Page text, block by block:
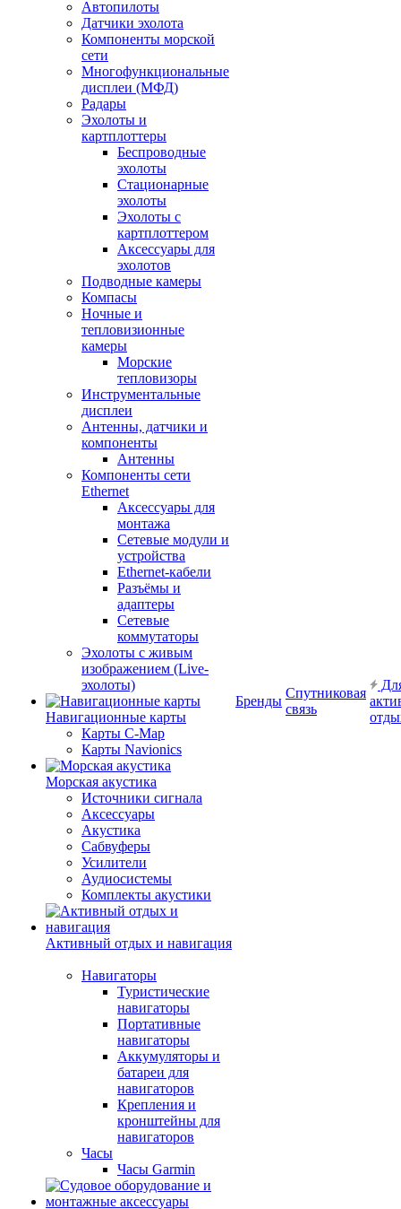
Автопилоты
Датчики эхолота
Компоненты морской
сети
Многофункциональные
дисплеи (МФД)
Радары
Эхолоты и
картплоттеры
Беспроводные
эхолоты
Стационарные
эхолоты
Эхолоты с
картплоттером
Аксессуары для
эхолотов
Подводные камеры
Компасы
Ночные и
тепловизионные
камеры
Морские
тепловизоры
Инструментальные
дисплеи
Антенны, датчики и
компоненты
Антенны
Компоненты сети
Ethernet
Аксессуары для
монтажа
Сетевые модули и
устройства
Ethernet-кабели
Разъёмы и
адаптеры
Сетевые
коммутаторы
Эхолоты с живым
изображением (Live-
эхолоты)
Навигационные карты
Карты C-Map
Карты Navionics
Морская акустика
Источники сигнала
Аксессуары
Акустика
Сабвуферы
Усилители
Аудиосистемы
Комплекты акустики
Активный отдых и навигация
Навигаторы
Туристические
навигаторы
Портативные
навигаторы
Аккумуляторы и
батареи для
навигаторов
Крепления и
кронштейны для
навигаторов
Часы
Часы Garmin
Бренды
Спутниковая
связь